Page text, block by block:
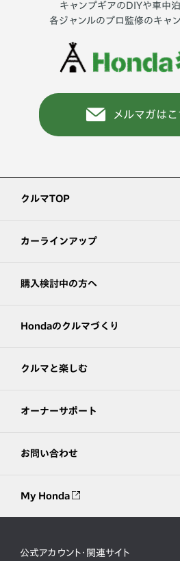
キャンプギアのDIYや車中
各ジャンルのプロ監修のキャ
メルマガは
クルマTOP
カーラインアップ
購入検討中の方へ
Hondaのクルマづくり
クルマと楽しむ
オーナーサポート
お問い合わせ
My Honda
公式アカウント・関連サイト